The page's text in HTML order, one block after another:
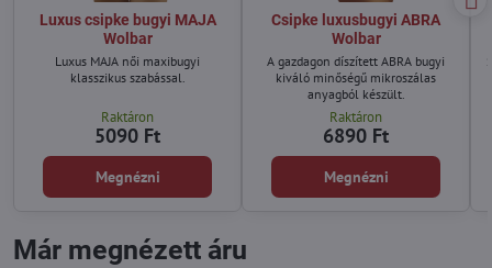
Luxus csipke bugyi MAJA
Wolbar
Luxus MAJA női maxibugyi
klasszikus szabással.
Raktáron
5090 Ft
Megnézni
Csipke luxusbugyi ABRA
Wolbar
A gazdagon díszített ABRA bugyi
kiváló minőségű mikroszálas
anyagból készült.
Raktáron
6890 Ft
Megnézni
Már megnézett áru